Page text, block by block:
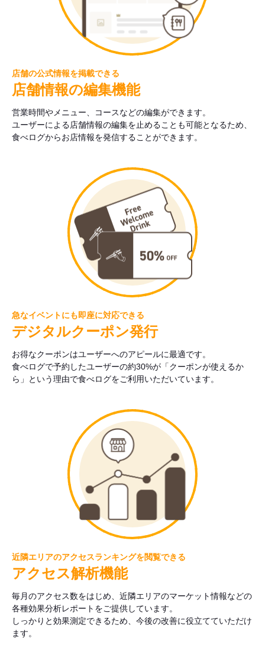
店舗の公式情報を掲載できる
店舗情報の編集機能
営業時間やメニュー、コースなどの編集ができます。
ユーザーによる店舗情報の編集を止めることも可能となるため、
食べログからお店情報を発信することができます。
急なイベントにも即座に対応できる
デジタルクーポン発行
お得なクーポンはユーザーへのアピールに最適です。
食べログで予約したユーザーの約30%が「クーポンが使えるか
ら」という理由で食べログをご利用いただいています。
近隣エリアのアクセスランキングを閲覧できる
アクセス解析機能
毎月のアクセス数をはじめ、近隣エリアのマーケット情報などの
各種効果分析レポートをご提供しています。
しっかりと効果測定できるため、今後の改善に役立てていただけ
ます。